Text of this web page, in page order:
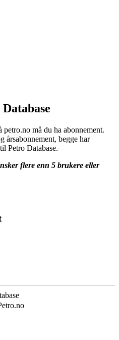
må du ha abonnement.
årsabonnement, begge har
Petro Database.
flere enn 5 brukere eller